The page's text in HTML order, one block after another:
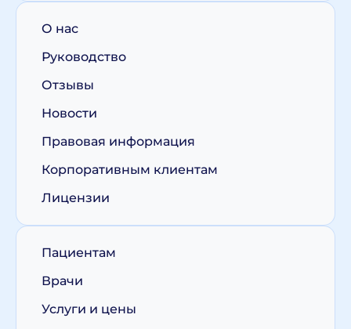
О нас
Руководство
Отзывы
Новости
Правовая информация
Корпоративным клиентам
Лицензии
Пациентам
Врачи
Услуги и цены